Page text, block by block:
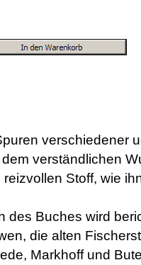
verschiedener
verständlichen
Stoff, wie
des Buches wird
die alten
Markhoff und